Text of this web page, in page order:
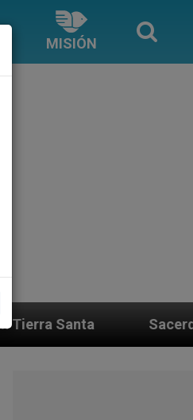
MISIÓN
Sacerdotes alemanes